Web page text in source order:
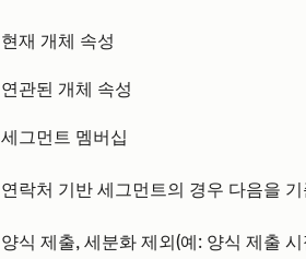
현재 개체 속성
연관된 개체 속성
세그먼트 멤버십
연락처 기반 세그먼트의 경우 다음을
양식 제출, 세분화 제외(예: 양식 제출